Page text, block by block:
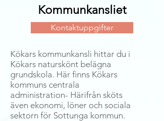
Kommunkansliet
Kontaktuppgifter
Kökars kommunkansli hittar du i
Kökars naturskönt belägna
grundskola. Här finns Kökars
kommuns centrala
administration- Härifrån sköts
även ekonomi, löner och sociala
sektorn för Sottunga kommun.